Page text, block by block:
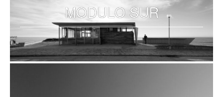
MODULO SUR